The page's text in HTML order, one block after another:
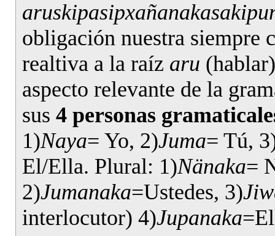
obligación nuestra siempre
realtiva a la raíz aru
aspecto relevante de la
sus 4 personas
1)Naya= Yo, 2)Juma= Tú,
El/Ella. Plural: 1)Nänaka=
2)Jumanaka=Ustedes, 3)
interlocutor) 4)Jupanaka